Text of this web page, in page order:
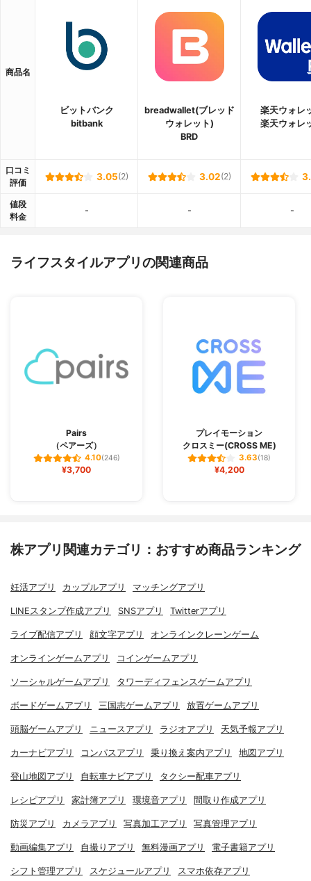
商品名
ビットバンク
bitbank
breadwallet(ブレッド
ウォレット)
BRD
楽天ウォレ
楽天ウォレ
口コミ
評価
3.05(2) 3.02(2)
値段
料金
- - -
ライフスタイルアプリの関連商品
Pairs
（ペアーズ）
4.10(246)
¥3,700
プレイモーション
クロスミー(CROSS ME)
3.63(18)
¥4,200
株アプリ関連カテゴリ：おすすめ商品ランキング
妊活アプリ カップルアプリ マッチングアプリ
LINEスタンプ作成アプリ SNSアプリ Twitterアプリ
ライブ配信アプリ 顔文字アプリ オンラインクレーンゲーム
オンラインゲームアプリ コインゲームアプリ
ソーシャルゲームアプリ タワーディフェンスゲームアプリ
ボードゲームアプリ 三国志ゲームアプリ 放置ゲームアプリ
頭脳ゲームアプリ ニュースアプリ ラジオアプリ 天気予報アプリ
カーナビアプリ コンパスアプリ 乗り換え案内アプリ 地図アプリ
登山地図アプリ 自転車ナビアプリ タクシー配車アプリ
レシピアプリ 家計簿アプリ 環境音アプリ 間取り作成アプリ
防災アプリ カメラアプリ 写真加工アプリ 写真管理アプリ
動画編集アプリ 自撮りアプリ 無料漫画アプリ 電子書籍アプリ
シフト管理アプリ スケジュールアプリ スマホ依存アプリ